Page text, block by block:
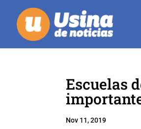
Escuelas
Nov 11, 2019